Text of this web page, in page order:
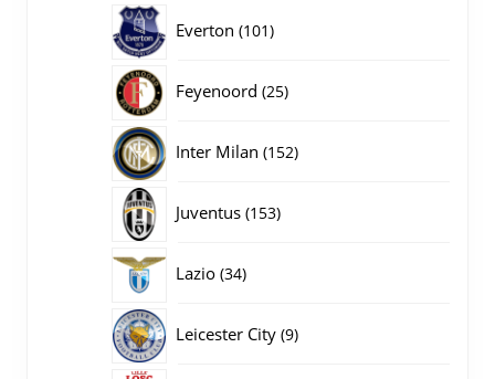
Everton 101101
Feyenoord 2525
Inter Milan 152152
Juventus 153153
Lazio 3434
Leicester City 99